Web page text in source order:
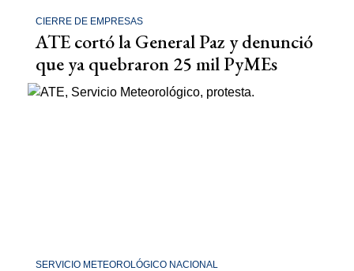
CIERRE DE EMPRESAS
ATE cortó la General Paz y denunció
que ya quebraron 25 mil PyMEs
SERVICIO METEOROLÓGICO NACIONAL